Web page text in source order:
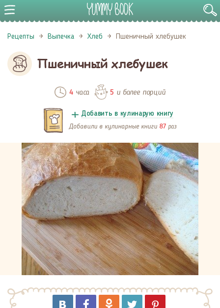
Рецепты Выпечка Хлеб Пшеничный хлебушек
Пшеничный хлебушек
4 часа 5 и более порций
Добавить в кулинарую книгу
Добавили в кулинарные книги 87 раз